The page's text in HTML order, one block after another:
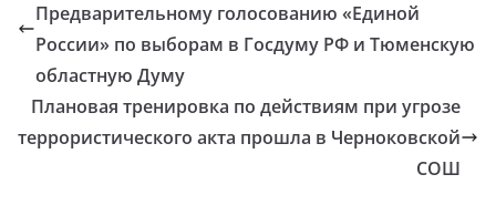
Предварительному голосованию «Единой
России» по выборам в Госдуму РФ и Тюменскую
областную Думу
Плановая тренировка по действиям при угрозе
террористического акта прошла в Черноковской
СОШ